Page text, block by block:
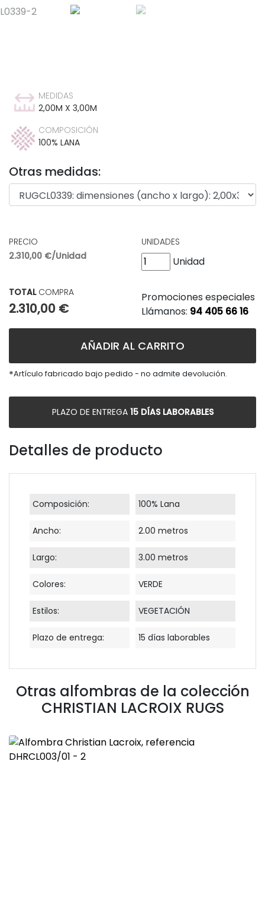
MEDIDAS
2,00M X 3,00M
COMPOSICIÓN
100% LANA
Otras medidas:
PRECIO
2.310,00 €/Unidad
UNIDADES
Unidad
TOTALCOMPRA
2.310,00 €
Promociones especiales
Llámanos: 94 405 66 16
AÑADIR AL CARRITO
*Artículo fabricado bajo pedido - no admite devolución.
PLAZO DE ENTREGA 15 DÍAS LABORABLES
Detalles de producto
Composición: 100% Lana
Ancho: 2.00 metros
Largo: 3.00 metros
Colores: VERDE
Estilos: VEGETACIÓN
Plazo de entrega: 15 días laborables
Otras alfombras de la colección
CHRISTIAN LACROIX RUGS